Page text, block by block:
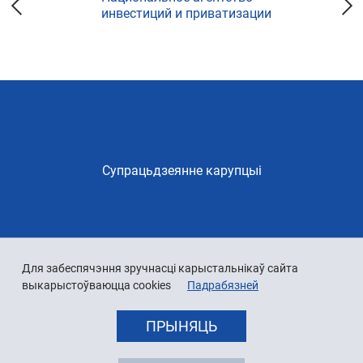
Для забеспячэння зручнасці карыстальнікаў сайта
выкарыстоўваюцца cookies
Падрабязней
ПРЫНЯЦЬ
инвестиций и приватизации
Супрацьдзеянне карупцыі